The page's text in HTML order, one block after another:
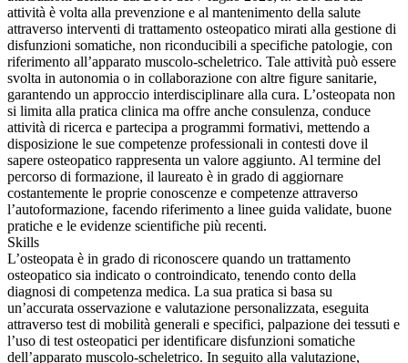
attività è volta alla prevenzione e al mantenimento della salute
attraverso interventi di trattamento osteopatico mirati alla gestione di
disfunzioni somatiche, non riconducibili a specifiche patologie, con
riferimento all’apparato muscolo-scheletrico. Tale attività può essere
svolta in autonomia o in collaborazione con altre figure sanitarie,
garantendo un approccio interdisciplinare alla cura. L’osteopata non
si limita alla pratica clinica ma offre anche consulenza, conduce
attività di ricerca e partecipa a programmi formativi, mettendo a
disposizione le sue competenze professionali in contesti dove il
sapere osteopatico rappresenta un valore aggiunto. Al termine del
percorso di formazione, il laureato è in grado di aggiornare
costantemente le proprie conoscenze e competenze attraverso
l’autoformazione, facendo riferimento a linee guida validate, buone
pratiche e le evidenze scientifiche più recenti.
Skills
L’osteopata è in grado di riconoscere quando un trattamento
osteopatico sia indicato o controindicato, tenendo conto della
diagnosi di competenza medica. La sua pratica si basa su
un’accurata osservazione e valutazione personalizzata, eseguita
attraverso test di mobilità generali e specifici, palpazione dei tessuti e
l’uso di test osteopatici per identificare disfunzioni somatiche
dell’apparato muscolo-scheletrico. In seguito alla valutazione,